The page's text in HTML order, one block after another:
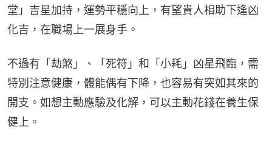
堂」吉星加持，運勢平穩向上，有望貴人相助下逢凶
化吉，在職場上一展身手。
不過有「劫煞」、「死符」和「小耗」凶星飛臨，需
特別注意健康，體能偶有下降，也容易有突如其來的
開支。如想主動應驗及化解，可以主動花錢在養生保
健上。